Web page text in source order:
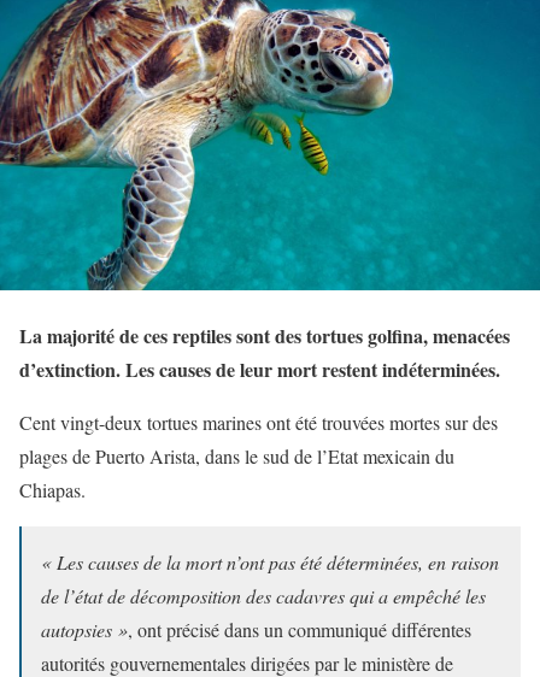
La majorité de ces reptiles sont des tortues golfina, menacées
d’extinction. Les causes de leur mort restent indéterminées.
Cent vingt-deux tortues marines ont été trouvées mortes sur des
plages de Puerto Arista, dans le sud de l’Etat mexicain du
Chiapas.
« Les causes de la mort n’ont pas été déterminées, en raison
de l’état de décomposition des cadavres qui a empêché les
autopsies », ont précisé dans un communiqué différentes
autorités gouvernementales dirigées par le ministère de